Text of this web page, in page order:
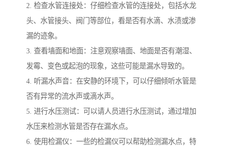
2. 检查水管连接处：仔细检查水管的连接处，包括水龙
头、水管接头、阀门等部位，看是否有水滴、水渍或渗
漏的迹象。
3. 查看墙面和地面：注意观察墙面、地面是否有潮湿、
发霉、变色或起泡的现象，这些可能是漏水导致的。
4. 听漏水声音：在安静的环境下，可以仔细倾听水管是
否有异常的流水声或滴水声。
5. 进行水压测试：可以请人员进行水压测试，通过增加
水压来检测水管是否存在漏水点。
6. 使用检漏仪：一些的检漏仪可以帮助检测漏水点，特